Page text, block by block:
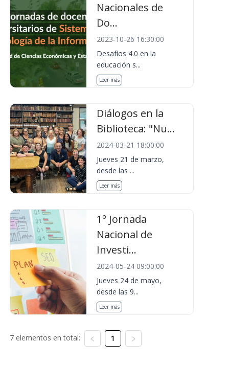
Nacionales de
Do...
2023-10-26 16:30:00
Desafíos 4.0 en la
educación s...
Leer más
Diálogos en la
Biblioteca: "Nu...
2024-03-21 18:00:00
Jueves 21 de marzo,
desde las ...
Leer más
1º Jornada
Nacional de
Investi...
2024-05-24 09:00:00
Jueves 24 de mayo,
desde las 9...
Leer más
7 elementos en total: 1